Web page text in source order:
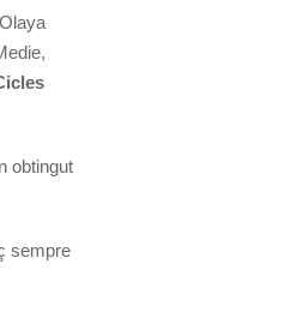
obtingut
sempre